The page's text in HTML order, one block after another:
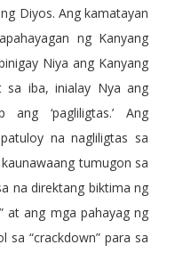
Diyos. Ang kamatayan
ng Kanyang
Niya ang Kanyang
sa iba, inialay Nya ang
ang ‘pagliligtas.’ Ang
na nagliligtas sa
tumugon sa
na direktang biktima ng
at ang mga pahayag ng
sa “crackdown” para sa